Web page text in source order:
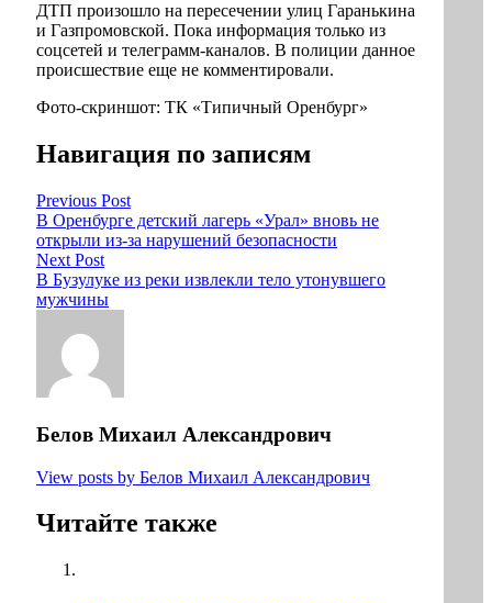
ДТП произошло на пересечении улиц Гаранькина
и Газпромовской. Пока информация только из
соцсетей и телеграмм-каналов. В полиции данное
происшествие еще не комментировали.
Фото-скриншот: ТК «Типичный Оренбург»
Навигация по записям
Previous Post
В Оренбурге детский лагерь «Урал» вновь не
открыли из-за нарушений безопасности
Next Post
В Бузулуке из реки извлекли тело утонувшего
мужчины
Белов Михаил Александрович
View posts by Белов Михаил Александрович
Читайте также